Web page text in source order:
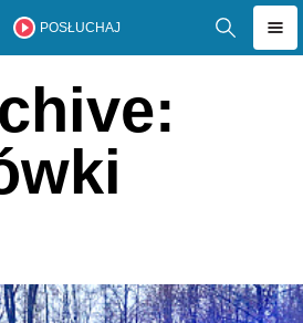
POSŁUCHAJ